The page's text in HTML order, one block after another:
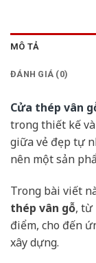
MÔ TẢ
ĐÁNH GIÁ (0)
Cửa thép vân
trong thiết kế
giữa vẻ đẹp tự
nên một sản
Trong bài viết
thép vân gỗ, từ
điểm, cho đến
xây dựng.